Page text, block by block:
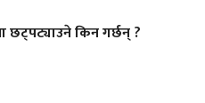
छट्पट्याउने किन गर्छन् ?